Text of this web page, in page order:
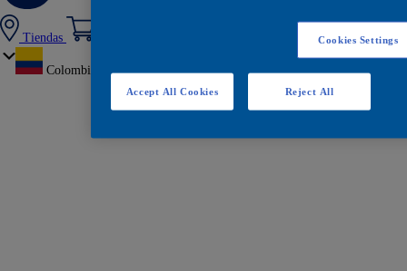
Tiendas
Colombia
Cookies Settings
Reject All
Accept All Cookies